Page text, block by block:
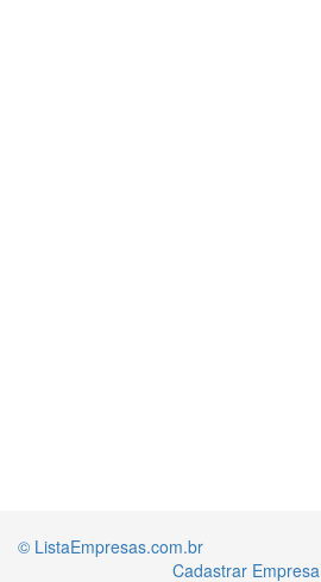
© ListaEmpresas.com.br
Cadastrar Empresa